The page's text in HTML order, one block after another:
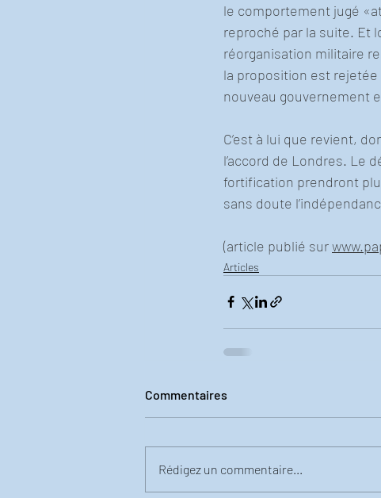
le comportement jugé
reproché par la suite. Et
réorganisation militaire
la proposition est rejetée
nouveau gouvernement
C’est à lui que revient,
l’accord de Londres. Le
fortification prendront
sans doute
(article publié sur
Articles
Commentaires
Rédigez un commentaire...